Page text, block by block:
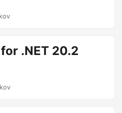
.NET 20.2